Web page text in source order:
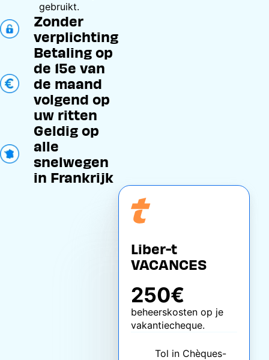
Liber-t
VACANCES
250€
beheerskosten op je
vakantiecheque.
Tol in Chèques-
gebruikt.
Zonder
verplichting
Betaling op
de 15e van
de maand
volgend op
uw ritten
Geldig op
alle
snelwegen
in Frankrijk